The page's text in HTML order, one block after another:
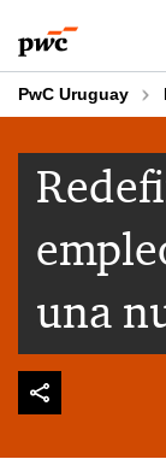
to
content
to
footer
PwC Uruguay
una